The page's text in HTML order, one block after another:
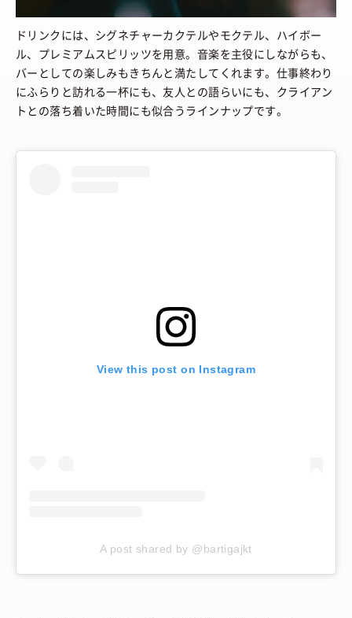
ドリンクには、シグネチャーカクテルやモクテル、ハイボー
ル、プレミアムスピリッツを用意。音楽を主役にしながらも、
バーとしての楽しみもきちんと満たしてくれます。仕事終わり
にふらりと訪れる一杯にも、友人との語らいにも、クライアン
トとの落ち着いた時間にも似合うラインナップです。
View this post on Instagram
A post shared by @bartigajkt